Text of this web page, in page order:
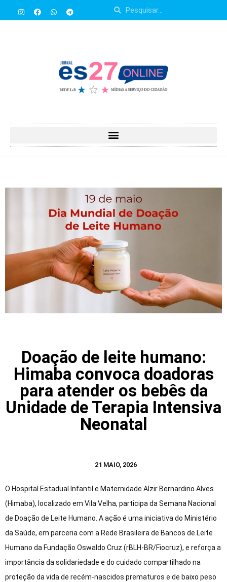
Doação de leite humano:
Himaba convoca doadoras
para atender os bebês da
Unidade de Terapia Intensiva
Neonatal
21 MAIO, 2026
O Hospital Estadual Infantil e Maternidade Alzir Bernardino Alves
(Himaba), localizado em Vila Velha, participa da Semana Nacional
de Doação de Leite Humano. A ação é uma iniciativa do Ministério
da Saúde, em parceria com a Rede Brasileira de Bancos de Leite
Humano da Fundação Oswaldo Cruz (rBLH-BR/Fiocruz), e reforça a
importância da solidariedade e do cuidado compartilhado na
proteção da vida de recém-nascidos prematuros e de baixo peso